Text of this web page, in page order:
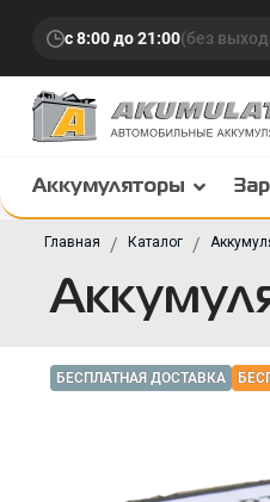
с 8:00 до 21:00(без
Аккумуляторы
Главная Каталог
БЕСПЛАТНАЯ ДОСТАВКА